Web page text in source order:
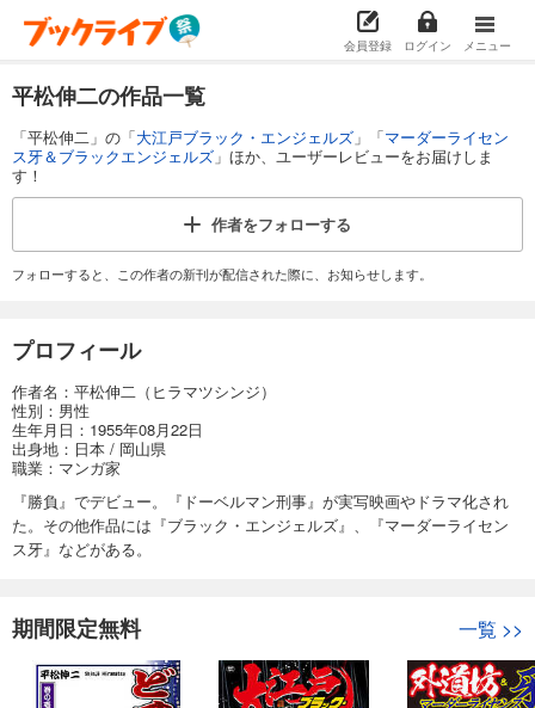
会員登録 ログイン メニュー
平松伸二の作品一覧
「平松伸二」の「大江戸ブラック・エンジェルズ 」「マーダーライセン
ス牙＆ブラックエンジェルズ 」ほか、ユーザーレビューをお届けしま
す！
作者をフォローする
フォローすると、この作者の新刊が配信された際に、お知らせします。
プロフィール
作者名：平松伸二（ヒラマツシンジ）
性別：男性
生年月日：1955年08月22日
出身地：日本 / 岡山県
職業：マンガ家
『勝負』でデビュー。『ドーベルマン刑事』が実写映画やドラマ化され
た。その他作品には『ブラック・エンジェルズ』、『マーダーライセン
ス牙』などがある。
期間限定無料 一覧 >>